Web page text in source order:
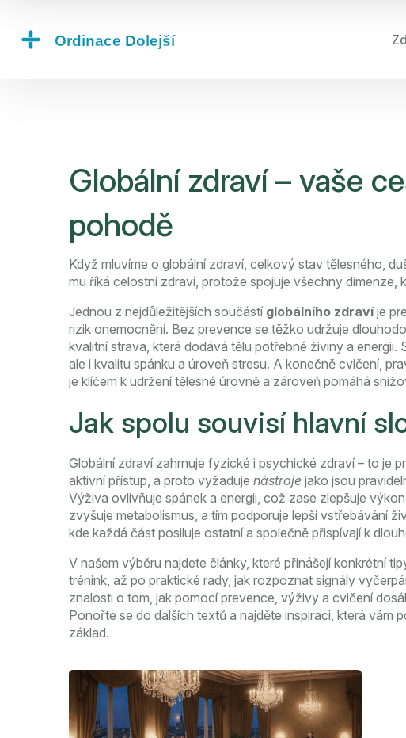
Globální zdraví – vaše
pohodě
Když mluvíme o globální zdraví, celkový stav tělesného,
mu říká celostní zdraví, protože spojuje všechny dimenze,
Jednou z nejdůležitějších součástí globálního zdravíje
rizik onemocnění. Bez prevence se těžko udržuje
kvalitní strava, která dodává tělu potřebné živiny a energii.
ale i kvalitu spánku a úroveň stresu. A konečně cvičení,
je klíčem k udržení tělesné úrovně a zároveň pomáhá
Jak spolu souvisí hlavní
Globální zdraví zahrnuje fyzické i psychické zdraví – to je
aktivní přístup, a proto vyžaduje nástroje jako jsou
Výživa ovlivňuje spánek a energii, což zase zlepšuje
zvyšuje metabolismus, a tím podporuje lepší vstřebávání
kde každá část posiluje ostatní a společně přispívají k
V našem výběru najdete články, které přinášejí konkrétní
trénink, až po praktické rady, jak rozpoznat signály
znalosti o tom, jak pomocí prevence, výživy a cvičení
Ponořte se do dalších textů a najděte inspiraci, která vám
základ.